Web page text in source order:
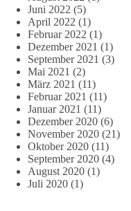
Juni 2022 (5)
April 2022 (1)
Februar 2022 (1)
Dezember 2021 (1)
September 2021 (3)
Mai 2021 (2)
März 2021 (11)
Februar 2021 (11)
Januar 2021 (11)
Dezember 2020 (6)
November 2020 (21)
Oktober 2020 (11)
September 2020 (4)
August 2020 (1)
Juli 2020 (1)